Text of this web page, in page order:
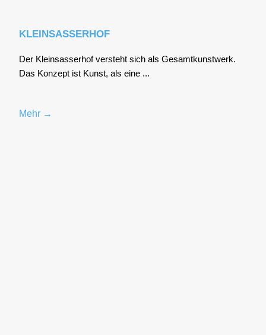
KLEINSASSERHOF
Der Klein­sas­ser­hof ver­steht sich als Gesamt­kunst­werk.
Das Kon­zept ist Kunst, als eine ...
Mehr →